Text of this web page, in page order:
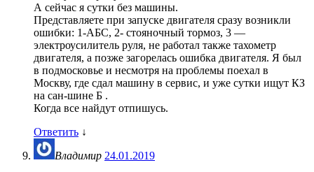
А сейчас я сутки без машины.
Представляете при запуске двигателя сразу возникли
ошибки: 1-АБС, 2- стояночный тормоз, 3 —
электроусилитель руля, не работал также тахометр
двигателя, а позже загорелась ошибка двигателя. Я был
в подмосковье и несмотря на проблемы поехал в
Москву, где сдал машину в сервис, и уже сутки ищут КЗ
на сан-шине Б .
Когда все найдут отпишусь.
Ответить ↓
Владимир 24.01.2019